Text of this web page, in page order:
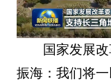
国家发展
振海：我们将